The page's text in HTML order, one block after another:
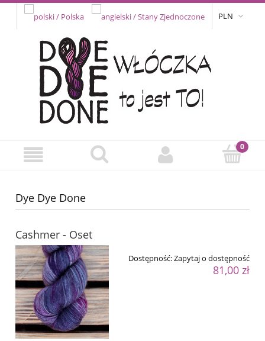
PLN
Dye Dye Done
Cashmer - Oset
Dostępność:Zapytaj o dostępność
81,00 zł